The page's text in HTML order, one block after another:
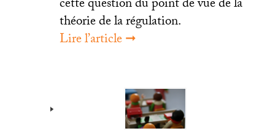
cette question du point de vue de la
théorie de la régulation.
Lire l’article ➞